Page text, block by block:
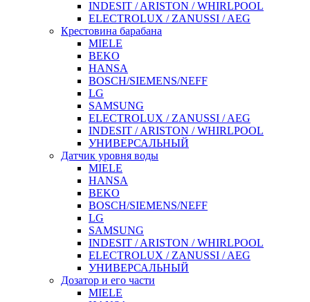
INDESIT / ARISTON / WHIRLPOOL
ELECTROLUX / ZANUSSI / AEG
Крестовина барабана
MIELE
BEKO
HANSA
BOSCH/SIEMENS/NEFF
LG
SAMSUNG
ELECTROLUX / ZANUSSI / AEG
INDESIT / ARISTON / WHIRLPOOL
УНИВЕРСАЛЬНЫЙ
Датчик уровня воды
MIELE
HANSA
BEKO
BOSCH/SIEMENS/NEFF
LG
SAMSUNG
INDESIT / ARISTON / WHIRLPOOL
ELECTROLUX / ZANUSSI / AEG
УНИВЕРСАЛЬНЫЙ
Дозатор и его части
MIELE